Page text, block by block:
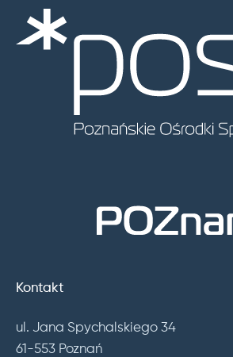
Kontakt
ul. Jana Spychalskiego 34
61-553 Poznań